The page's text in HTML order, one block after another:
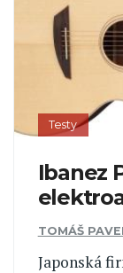
Testy
Ibanez
TOMÁŠ
Japonská